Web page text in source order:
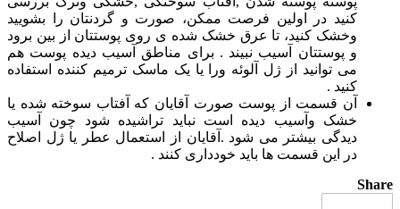
کنید در اولین فرصت ممکن، صورت و گردنتان را بشویید
وخشک کنید، تا عرق خشک شده ی روی پوستتان از بین برود
و پوستتان آسیب نبیند . برای مناطق آسیب دیده پوست هم
می توانید از ژل آلوئه ورا یا یک ماسک ترمیم کننده استفاده
کنید .
آن قسمت از پوست صورت آقایان که آفتاب سوخته شده یا
خشک وآسیب دیده است نباید تراشیده شود چون آسیب
دیدگی بیشتر می شود .آقایان از استعمال عطر یا ژل اصلاح
در این قسمت ها باید خودداری کنند .
Share